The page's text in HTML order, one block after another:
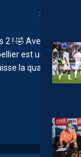
! 🤣 Avec
est une
la qualifié